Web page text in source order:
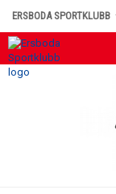
ERSBODA SPORTKLUBB
HEM